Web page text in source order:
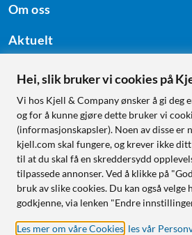
Om oss
Aktuelt
Følg oss
Handle fra:
Sverige
Norge
Hei, slik bruker vi cookies på
Vi hos Kjell & Company ønsker å gi deg
og for å kunne gjøre dette bruker vi
(informasjonskapsler). Noen av disse er
kjell.com skal fungere, og krever ikke
til at du skal få en skreddersydd
tilpassede annonser. Ved å klikke på
bruk av slike cookies. Du kan også velge
godkjenne, via lenken "Endre
Les mer om våre Cookies les vår